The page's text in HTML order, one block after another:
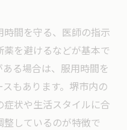
間を守る、医師の指示
を避けるなどが基本で
る場合は、服用時間を
もあります。堺市内の
状や生活スタイルに合
しているのが特徴で